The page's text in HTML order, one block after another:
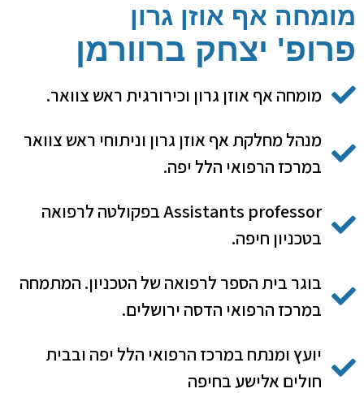
מומחה אף אוזן גרון
פרופ' יצחק ברוורמן
מומחה אף אוזן גרון וכירורגית ראש צוואר.
מנהל מחלקת אף אוזן גרון וניתוחי ראש צוואר
במרכז הרפואי הלל יפה.
Assistants professor בפקולטה לרפואה
בטכניון חיפה.
בוגר בית הספר לרפואה של הטכניון. המתמחה
במרכז הרפואי הדסה ירושלים.
יועץ ומנתח במרכז הרפואי הלל יפה ובבית
חולים אלישע בחיפה